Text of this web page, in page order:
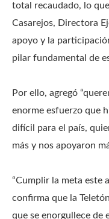
total recaudado, lo
Casarejos, Directora
apoyo y la
pilar fundamental de
Por ello, agregó
enorme esfuerzo que
difícil para el país,
más y nos apoyaron
“Cumplir la meta este
confirma que la
que se enorgullece de